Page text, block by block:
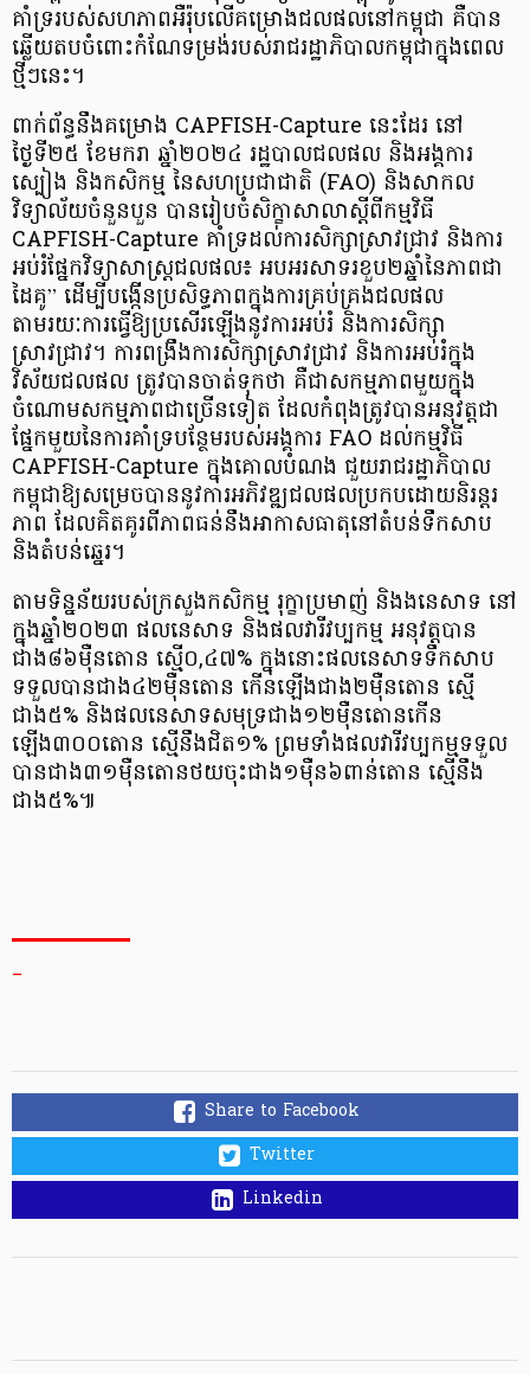
គាំទ្ររបស់សហភាពអឺរ៉ុបលើគម្រោងជលផលនៅកម្ពុជា គឺបាន
ឆ្លើយតបចំពោះកំណែទម្រង់របស់រាជរដ្ឋាភិបាលកម្ពុជាក្នុងពេល
ថ្មីៗនេះ។
ពាក់ព័ន្ធនឹងគម្រោង CAPFISH-Capture នេះដែរ នៅ
ថ្ងៃទី២៥ ខែមករា ឆ្នាំ២០២៤ រដ្ឋបាលជលផល និងអង្គការ
ស្បៀង និងកសិកម្ម នៃសហប្រជាជាតិ (FAO) និងសាកល
វិទ្យាល័យចំនួនបួន បានរៀបចំសិក្ខាសាលាស្តីពីកម្មវិធី
CAPFISH-Capture គាំទ្រដល់ការសិក្សាស្រាវជ្រាវ និងការ
អប់រំផ្នែកវិទ្យាសាស្ត្រជលផល៖ អបអរសាទរខួប២ឆ្នាំនៃភាពជា
ដៃគូ” ដើម្បីបង្កើនប្រសិទ្ធភាពក្នុងការគ្រប់គ្រងជលផល
តាមរយៈការធ្វើឱ្យប្រសើរឡើងនូវការអប់រំ និងការសិក្សា
ស្រាវជ្រាវ។ ការពង្រឹងការសិក្សាស្រាវជ្រាវ និងការអប់រំក្នុង
វិស័យជលផល ត្រូវបានចាត់ទុកថា គឺជាសកម្មភាពមួយក្នុង
ចំណោមសកម្មភាពជាច្រើនទៀត ដែលកំពុងត្រូវបានអនុវត្តជា
ផ្នែកមួយនៃការគាំទ្របន្ថែមរបស់អង្គការ FAO ដល់កម្មវិធី
CAPFISH-Capture ក្នុងគោលបំណង ជួយរាជរដ្ឋាភិបាល
កម្ពុជាឱ្យសម្រេចបាននូវការអភិវឌ្ឍជលផលប្រកបដោយនិរន្តរ
ភាព ដែលគិតគូរពីភាពធន់នឹងអាកាសធាតុនៅតំបន់ទឹកសាប
និងតំបន់ឆ្នេរ។
តាមទិន្នន័យរបស់ក្រសួងកសិកម្ម រុក្ខាប្រមាញ់ និងងនេសាទ នៅ
ក្នុងឆ្នាំ២០២៣ ផលនេសាទ និងផលវារីវប្បកម្ម អនុវត្តបាន
ជាង៨៦ម៉ឺនតោន ស្មើ០,៤៧% ក្នុងនោះផលនេសាទទឹកសាប
ទទួលបានជាង៤២ម៉ឺនតោន កើនឡើងជាង២ម៉ឺនតោន ស្មើ
ជាង៥% និងផលនេសាទសមុទ្រជាង១២ម៉ឺនតោនកើន
ឡើង៣០០តោន ស្មើនឹងជិត១% ព្រមទាំងផលវារីវប្បកម្មទទួល
បានជាង៣១ម៉ឺនតោនថយចុះជាង១ម៉ឺន៦ពាន់តោន ស្មើនឹង
ជាង៥%៕
_
Share to Facebook
Twitter
Linkedin